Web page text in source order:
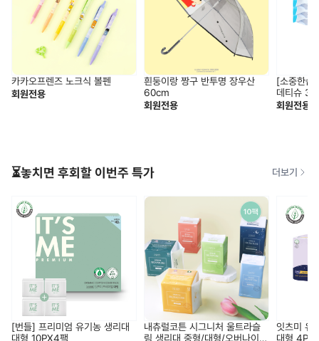
카카오프렌즈 노크식 볼펜
회원전용
흰둥이랑 짱구 반투명 장우산
60cm
회원전용
[소중한습
데티슈
회원전용
⏳놓치면 후회할 이번주 특가 더보기
[번들] 프리미엄 유기농 생리대
대형 10PX4팩
내츄럴코튼 시그니처 울트라슬
림 생리대 중형/대형/오버나이
잇츠미 유
대형